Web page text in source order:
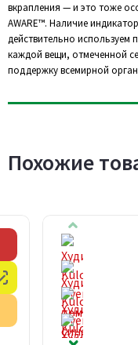
вкрапления — и это тоже
AWARE™. Наличие
действительно
каждой вещи, отмеченной
поддержку всемирной
Похожие
Честный знак